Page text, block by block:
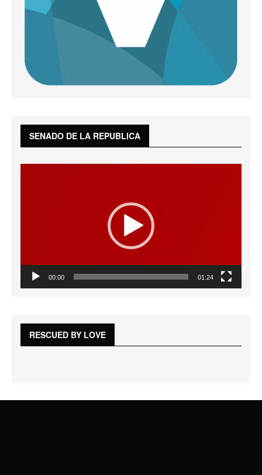
SENADO DE LA REPUBLICA
00:00 01:24
RESCUED BY LOVE